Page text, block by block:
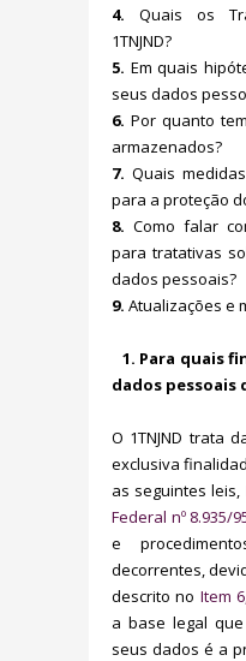
4. Quais os
1TNJND?
5. Em quais
seus dados
6. Por quanto
armazenados?
7.Quais
para a proteção
8. Como falar
para tratativas
dados pessoais?
9. Atualizações e
1. Para quais
dados pessoais
O 1TNJND trata
exclusiva
as seguintes leis,
Federal nº 8.935/
e
decorrentes,
descrito no Item
a base legal
seus dados é a